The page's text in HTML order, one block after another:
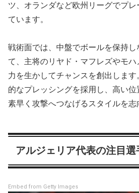
ツ、オランダなど欧州リーグでプ
ています。
戦術面では、中盤でボールを保持
て、主将のリヤド・マフレズやモ
力を生かしてチャンスを創出しま
的なプレッシングを採用し、高い
素早く攻撃へつなげるスタイルを志
アルジェリア代表の注目選
Embed from Getty Images